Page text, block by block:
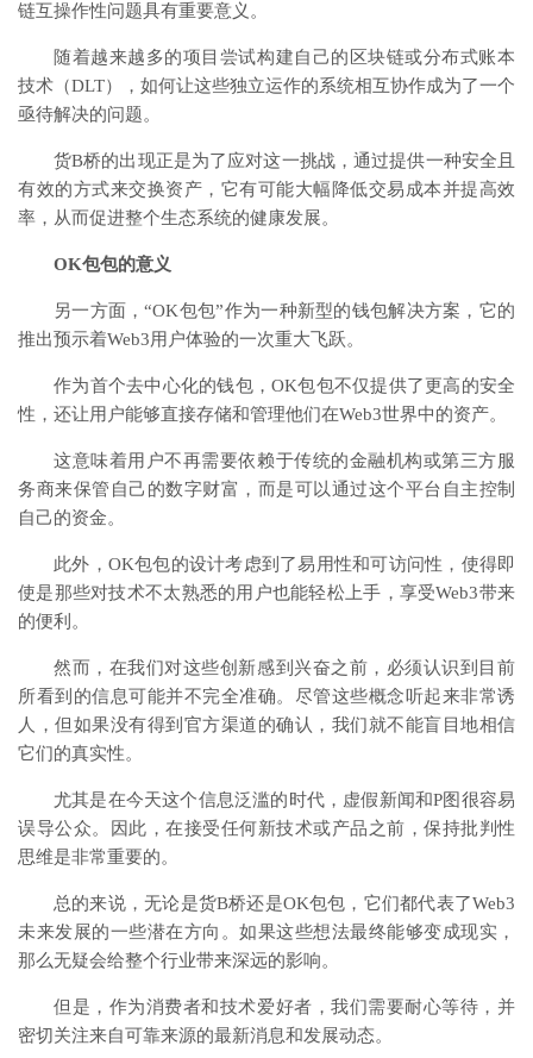
链互操作性问题具有重要意义。
随着越来越多的项目尝试构建自己的区块链或分布式账本
技术（DLT），如何让这些独立运作的系统相互协作成为了一个
亟待解决的问题。
货B桥的出现正是为了应对这一挑战，通过提供一种安全且
有效的方式来交换资产，它有可能大幅降低交易成本并提高效
率，从而促进整个生态系统的健康发展。
OK包包的意义
另一方面，“OK包包”作为一种新型的钱包解决方案，它的
推出预示着Web3用户体验的一次重大飞跃。
作为首个去中心化的钱包，OK包包不仅提供了更高的安全
性，还让用户能够直接存储和管理他们在Web3世界中的资产。
这意味着用户不再需要依赖于传统的金融机构或第三方服
务商来保管自己的数字财富，而是可以通过这个平台自主控制
自己的资金。
此外，OK包包的设计考虑到了易用性和可访问性，使得即
使是那些对技术不太熟悉的用户也能轻松上手，享受Web3带来
的便利。
然而，在我们对这些创新感到兴奋之前，必须认识到目前
所看到的信息可能并不完全准确。尽管这些概念听起来非常诱
人，但如果没有得到官方渠道的确认，我们就不能盲目地相信
它们的真实性。
尤其是在今天这个信息泛滥的时代，虚假新闻和P图很容易
误导公众。因此，在接受任何新技术或产品之前，保持批判性
思维是非常重要的。
总的来说，无论是货B桥还是OK包包，它们都代表了Web3
未来发展的一些潜在方向。如果这些想法最终能够变成现实，
那么无疑会给整个行业带来深远的影响。
但是，作为消费者和技术爱好者，我们需要耐心等待，并
密切关注来自可靠来源的最新消息和发展动态。